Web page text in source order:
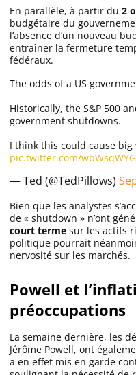
En parallèle, à partir du 2
budgétaire du
l’absence d’un nouveau
entraîner la fermeture
fédéraux.
The odds of a US
Historically, the S&P 500
government shutdowns.
I think this could cause
pic.twitter.com/
— Ted (@TedPillows)
Bien que les analystes
de « shutdown » n’ont
court terme sur les actifs
politique pourrait
nervosité sur les marchés.
Powell et
préoccupations
La semaine dernière, les
Jérôme Powell, ont
a en effet mis en garde